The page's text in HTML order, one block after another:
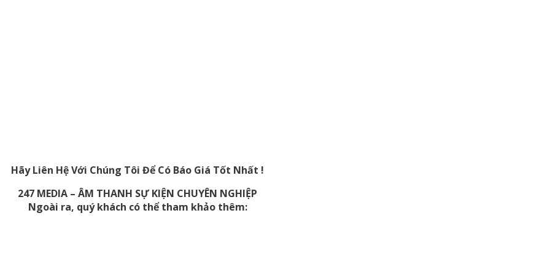
Hãy Liên Hệ Với Chúng Tôi Để Có Báo Giá Tốt Nhất !
247 MEDIA – ÂM THANH SỰ KIỆN CHUYÊN NGHIỆP
Ngoài ra, quý khách có thể tham khảo thêm: